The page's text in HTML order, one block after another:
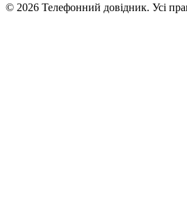
© 2026 Телефонний довідник. Усі